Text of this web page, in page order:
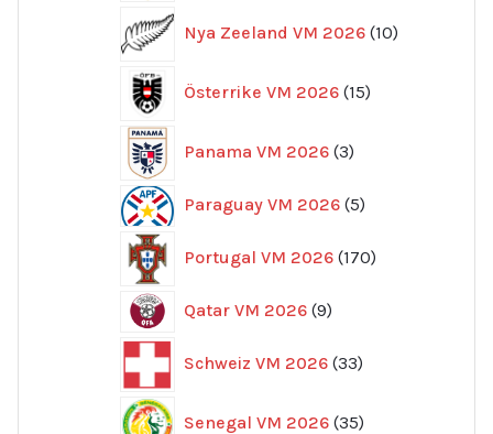
Nya Zeeland VM 2026 10
produkter
Österrike VM 2026 15
produkter
Panama VM 2026 3
produkter
Paraguay VM 2026 55
Portugal VM 2026 170
produkter
Qatar VM 2026 99
Schweiz VM 2026 33
produkter
Senegal VM 2026 35